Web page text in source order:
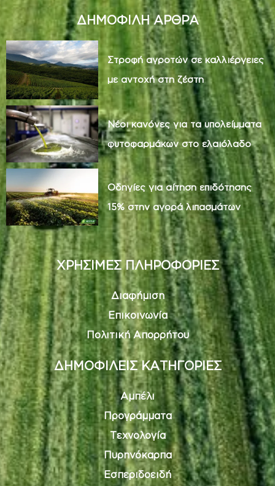
ΔΗΜΟΦΙΛΗ ΑΡΘΡΑ
Στροφή αγροτών σε καλλιέργειες
με αντοχή στη ζέστη
Νέοι κανόνες για τα υπολείμματα
φυτοφαρμάκων στο ελαιόλαδο
Οδηγίες για αίτηση επιδότησης
15% στην αγορά λιπασμάτων
ΧΡΗΣΙΜΕΣ ΠΛΗΡΟΦΟΡΙΕΣ
Διαφήμιση
Επικοινωνία
Πολιτική Απορρήτου
ΔΗΜΟΦΙΛΕΙΣ ΚΑΤΗΓΟΡΙΕΣ
Αμπέλι
Προγράμματα
Τεχνολογία
Πυρηνόκαρπα
Εσπεριδοειδή